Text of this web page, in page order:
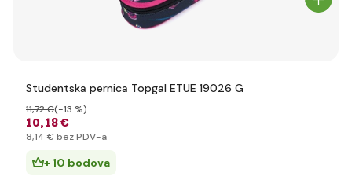
Studentska pernica Topgal ETUE 19026 G
10,18 €
11,72 €(-13 %)
8,14 € bez PDV-a
+ 10 bodova